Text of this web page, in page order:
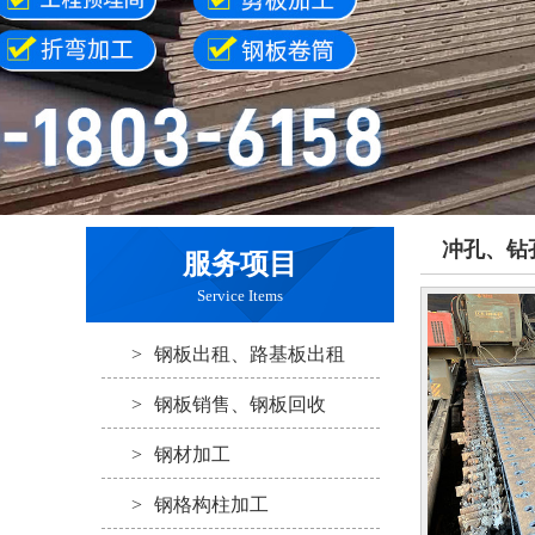
服务项目
Service Items
> 钢板出租、路基板出租
> 钢板销售、钢板回收
> 钢材加工
> 钢格构柱加工
冲孔、钻